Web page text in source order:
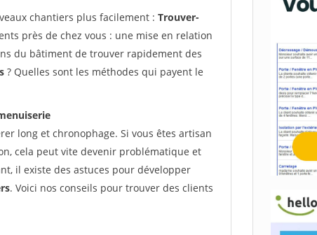
chantiers plus facilement : Trouver-
près de chez vous : une mise en relation
du bâtiment de trouver rapidement des
? Quelles sont les méthodes qui payent le
long et chronophage. Si vous êtes artisan
cela peut vite devenir problématique et
il existe des astuces pour développer
. Voici nos conseils pour trouver des clients